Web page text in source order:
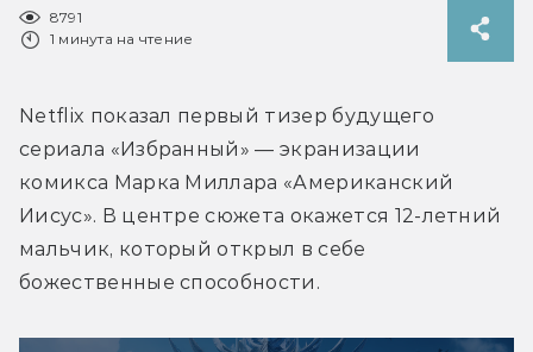
8791
1 минута на чтение
Netflix показал первый тизер будущего
сериала «Избранный» — экранизации
комикса Марка Миллара «Американский
Иисус». В центре сюжета окажется 12-летний
мальчик, который открыл в себе
божественные способности.